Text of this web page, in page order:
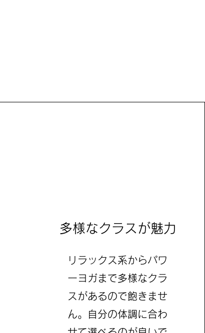
多様なクラスが魅力
リラックス系からパワ
ーヨガまで多様なクラ
スがあるので飽きませ
ん。自分の体調に合わ